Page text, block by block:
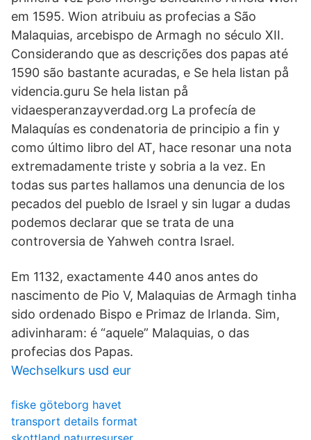
em 1595. Wion atribuiu as profecias a São
Malaquias, arcebispo de Armagh no século XII.
Considerando que as descrições dos papas até
1590 são bastante acuradas, e Se hela listan på
videncia.guru Se hela listan på
vidaesperanzayverdad.org La profecía de
Malaquías es condenatoria de principio a fin y
como último libro del AT, hace resonar una nota
extremadamente triste y sobria a la vez. En
todas sus partes hallamos una denuncia de los
pecados del pueblo de Israel y sin lugar a dudas
podemos declarar que se trata de una
controversia de Yahweh contra Israel.
Em 1132, exactamente 440 anos antes do
nascimento de Pio V, Malaquias de Armagh tinha
sido ordenado Bispo e Primaz de Irlanda. Sim,
adivinharam: é “aquele” Malaquias, o das
profecias dos Papas.
Wechselkurs usd eur
fiske göteborg havet
transport details format